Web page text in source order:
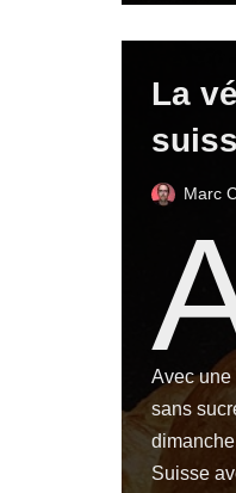
La
Marc
Avec une
sans
Suisse